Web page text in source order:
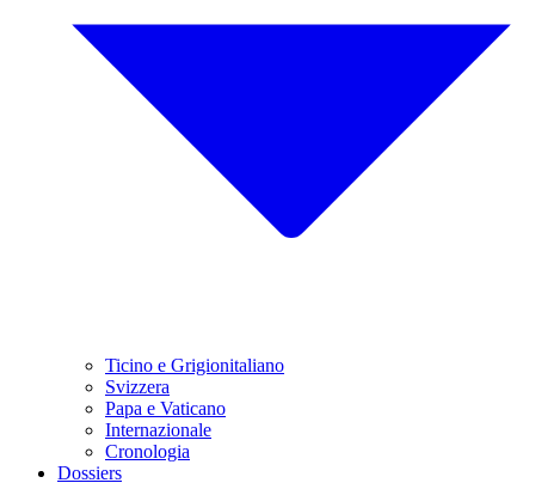
Ticino e Grigionitaliano
Svizzera
Papa e Vaticano
Internazionale
Cronologia
Dossiers